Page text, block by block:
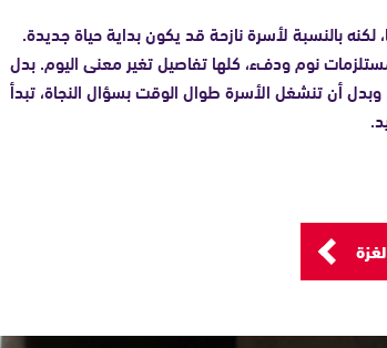
بالنسبة لأسرة نازحة قد يكون بداية حياة جديدة.
نوم ودفء، كلها تفاصيل تغير معنى اليوم. بدل
أن تنشغل الأسرة طوال الوقت بسؤال النجاة، تبدأ